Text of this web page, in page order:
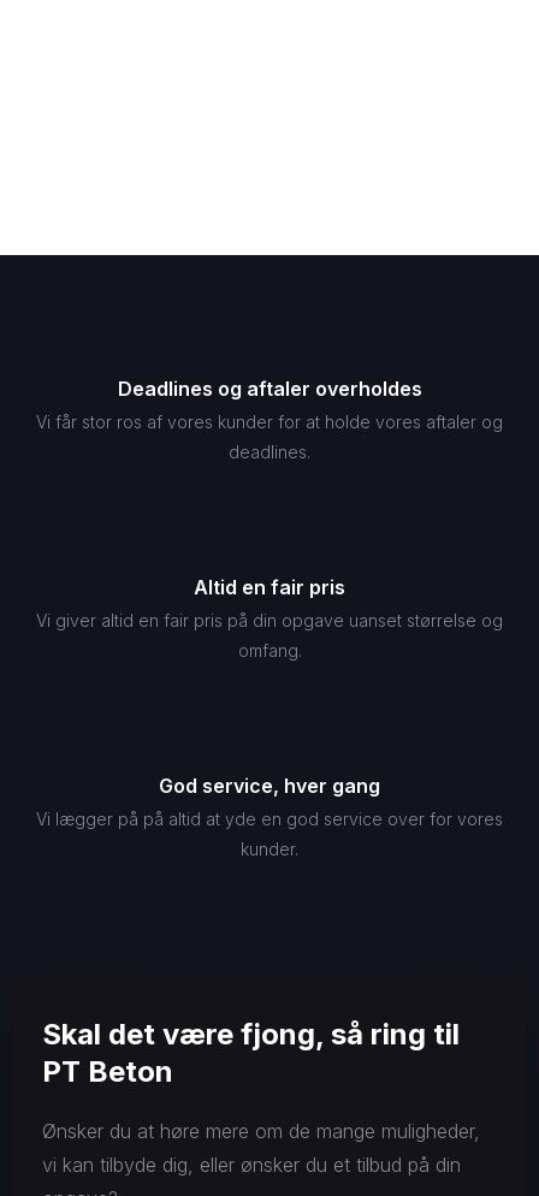
Deadlines og aftaler overholdes
Vi får stor ros af vores kunder for at holde vores aftaler og
deadlines.
Altid en fair pris
Vi giver altid en fair pris på din opgave uanset størrelse og
omfang.
God service, hver gang
Vi lægger på på altid at yde en god service over for vores
kunder.
Skal det være fjong, så ring til
PT Beton
Ønsker du at høre mere om de mange muligheder,
vi kan tilbyde dig, eller ønsker du et tilbud på din